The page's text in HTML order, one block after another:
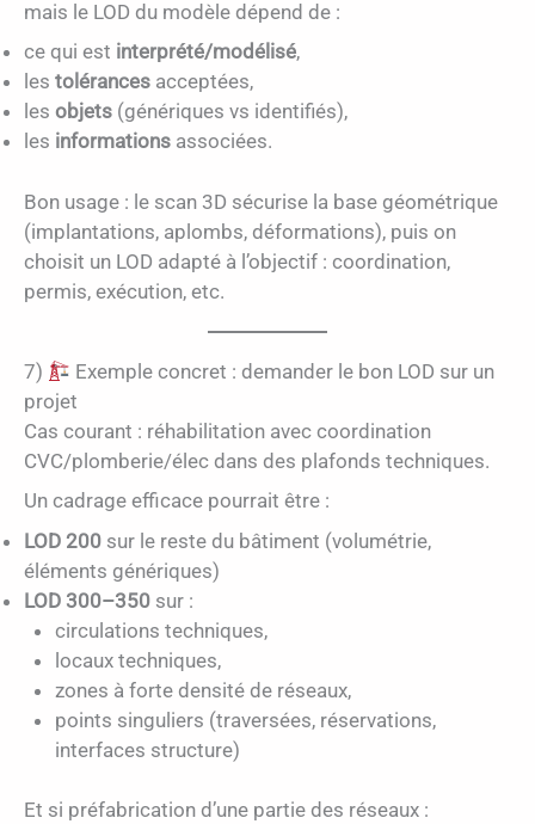
mais le LOD du modèle dépend de :
ce qui est interprété/modélisé,
les tolérances acceptées,
les objets (génériques vs identifiés),
les informations associées.
Bon usage : le scan 3D sécurise la base géométrique
(implantations, aplombs, déformations), puis on
choisit un LOD adapté à l’objectif : coordination,
permis, exécution, etc.
7)
Exemple concret : demander le bon LOD sur un
projet
Cas courant : réhabilitation avec coordination
CVC/plomberie/élec dans des plafonds techniques.
Un cadrage efficace pourrait être :
LOD 200 sur le reste du bâtiment (volumétrie,
éléments génériques)
LOD 300–350 sur :
circulations techniques,
locaux techniques,
zones à forte densité de réseaux,
points singuliers (traversées, réservations,
interfaces structure)
Et si préfabrication d’une partie des réseaux :